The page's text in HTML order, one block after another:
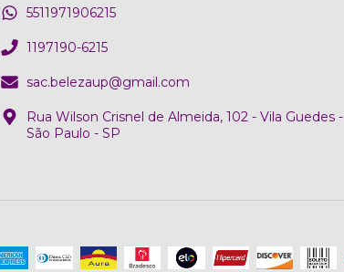
5511971906215
1197190-6215
sac.belezaup@gmail.com
Rua Wilson Crisnel de Almeida, 102 - Vila Guedes -
São Paulo - SP